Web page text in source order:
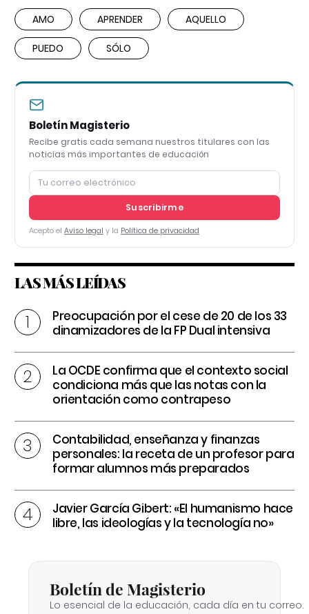
AMO APRENDER AQUELLO
PUEDO SÓLO
Boletín Magisterio
Recibe gratis cada semana nuestros titulares con las
noticias más importantes de educación
Suscribirme
Acepto el Aviso legal y la Política de privacidad
LAS MÁS LEÍDAS
Preocupación por el cese de 20 de los 33
dinamizadores de la FP Dual intensiva
La OCDE confirma que el contexto social
condiciona más que las notas con la
orientación como contrapeso
Contabilidad, enseñanza y finanzas
personales: la receta de un profesor para
formar alumnos más preparados
Javier García Gibert: «El humanismo hace
libre, las ideologías y la tecnología no»
Boletín de Magisterio
Lo esencial de la educación, cada día en tu correo.